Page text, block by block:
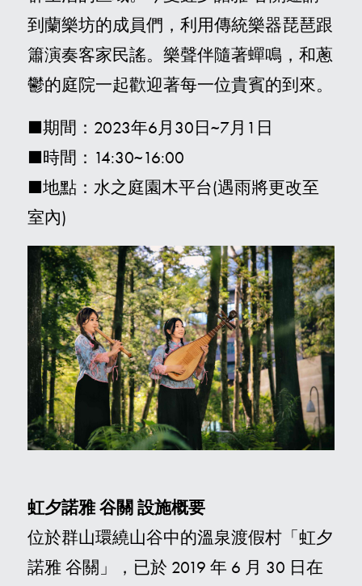
到蘭樂坊的成員們，利用傳統樂器琵琶跟
簫演奏客家民謠。樂聲伴隨著蟬鳴，和蔥
鬱的庭院一起歡迎著每一位貴賓的到來。
■期間：2023年6月30日~7月1日
■時間：14:30~16:00
■地點：水之庭園木平台(遇雨將更改至
室內)
虹夕諾雅 谷關 設施概要
位於群山環繞山谷中的溫泉渡假村「虹夕
諾雅 谷關」，已於 2019 年 6 月 30 日在